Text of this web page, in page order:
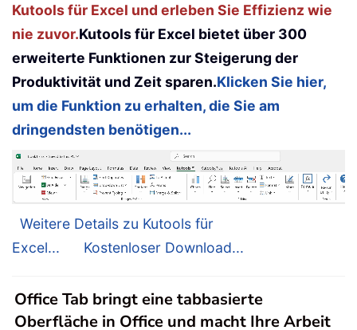
Kutools für Excel und erleben Sie Effizienz wie
nie zuvor.Kutools für Excel bietet über 300
erweiterte Funktionen zur Steigerung der
Produktivität und Zeit sparen.Klicken Sie hier,
um die Funktion zu erhalten, die Sie am
dringendsten benötigen...
Weitere Details zu Kutools für
Excel...
Kostenloser Download...
Office Tab bringt eine tabbasierte
Oberfläche in Office und macht Ihre Arbeit